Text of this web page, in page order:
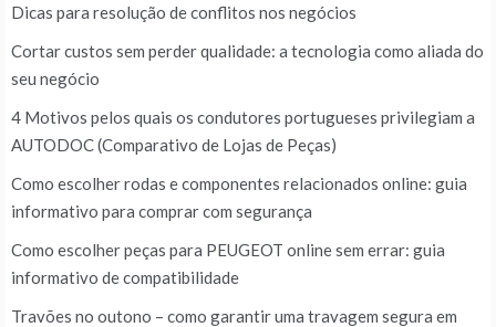
Dicas para resolução de conflitos nos negócios
Cortar custos sem perder qualidade: a tecnologia como aliada do
seu negócio
4 Motivos pelos quais os condutores portugueses privilegiam a
AUTODOC (Comparativo de Lojas de Peças)
Como escolher rodas e componentes relacionados online: guia
informativo para comprar com segurança
Como escolher peças para PEUGEOT online sem errar: guia
informativo de compatibilidade
Travões no outono – como garantir uma travagem segura em